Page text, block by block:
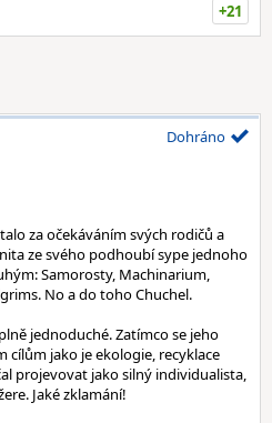
+21
Dohráno
za očekáváním svých rodičů a
ze svého podhoubí sype jednoho
Samorosty, Machinarium,
No a do toho Chuchel.
jednoduché. Zatímco se jeho
cílům jako je ekologie, recyklace
projevovat jako silný individualista,
Jaké zklamání!